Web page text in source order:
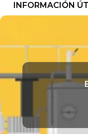
INFORMACIÓN